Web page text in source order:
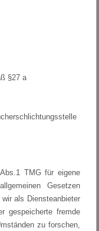
§27 a
TMG für eigene
Gesetzen
als Diensteanbieter
gespeicherte fremde
zu forschen,